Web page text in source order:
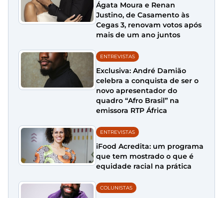
Ágata Moura e Renan
Justino, de Casamento às
Cegas 3, renovam votos após
mais de um ano juntos
ENTREVISTAS
Exclusiva: André Damião
celebra a conquista de ser o
novo apresentador do
quadro “Afro Brasil” na
emissora RTP África
ENTREVISTAS
iFood Acredita: um programa
que tem mostrado o que é
equidade racial na prática
COLUNISTAS